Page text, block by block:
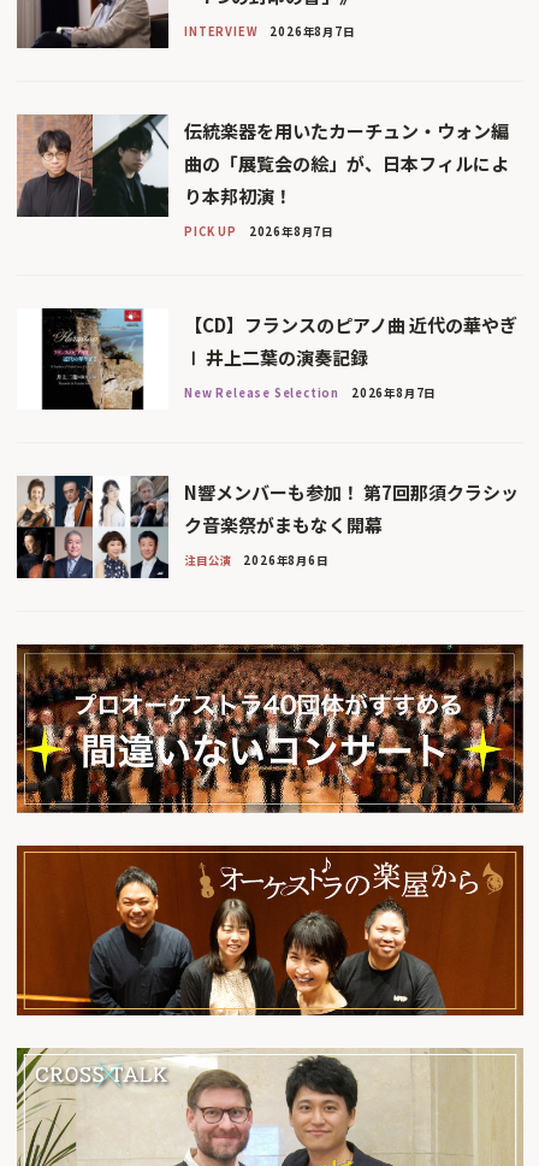
INTERVIEW 2026年8月7日
伝統楽器を用いたカーチュン・ウォン編
曲の「展覧会の絵」が、日本フィルによ
り本邦初演！
PICK UP 2026年8月7日
【CD】フランスのピアノ曲 近代の華やぎ
Ⅰ 井上二葉の演奏記録
New Release Selection 2026年8月7日
N響メンバーも参加！ 第7回那須クラシッ
ク音楽祭がまもなく開幕
注目公演 2026年8月6日